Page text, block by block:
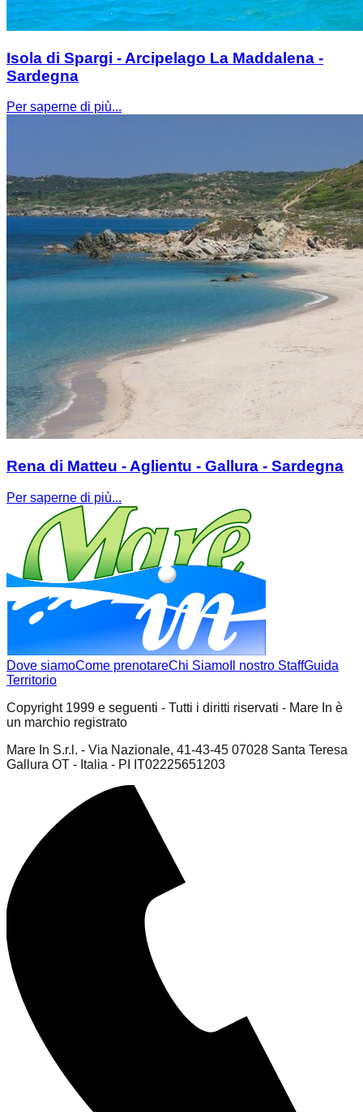
Isola di Spargi - Arcipelago La Maddalena -
Sardegna
Per saperne di più...
Rena di Matteu - Aglientu - Gallura - Sardegna
Per saperne di più...
Dove siamoCome prenotareChi Siamo Il nostro StaffGuida
Territorio
Copyright 1999 e seguenti - Tutti i diritti riservati - Mare In è
un marchio registrato
Mare In S.r.l. - Via Nazionale, 41-43-45 07028 Santa Teresa
Gallura OT - Italia - PI IT02225651203